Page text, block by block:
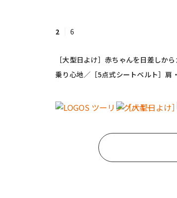
2 6
［大型日よけ］赤ちゃんを⽇差しか
乗り心地／［5点式シートベルト］肩